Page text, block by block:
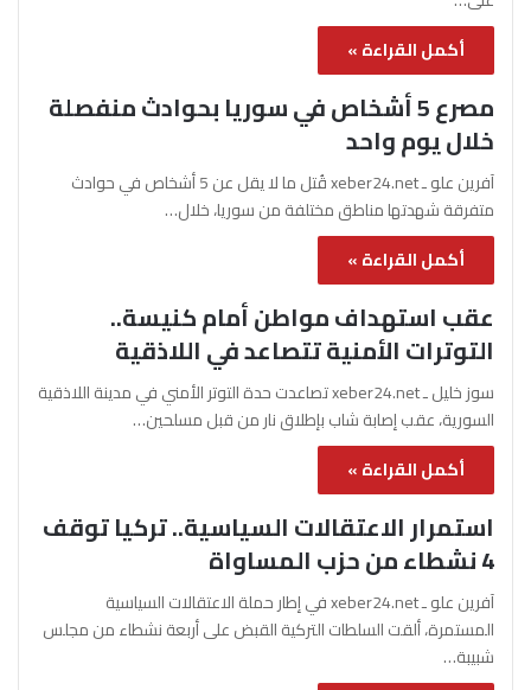
أكمل القراءة »
مصرع 5 أشخاص في سوريا بحوادث منفصلة
خلال يوم واحد
آفرين علو ـ xeber24.net قُتل ما لا يقل عن 5 أشخاص في حوادث
متفرقة شهدتها مناطق مختلفة من سوريا، خلال…
أكمل القراءة »
عقب استهداف مواطن أمام كنيسة..
التوترات الأمنية تتصاعد في اللاذقية
سوز خليل ـ xeber24.net تصاعدت حدة التوتر الأمني في مدينة اللاذقية
السورية، عقب إصابة شاب بإطلاق نار من قبل مسلحين…
أكمل القراءة »
استمرار الاعتقالات السياسية.. تركيا توقف
4 نشطاء من حزب المساواة
آفرين علو ـ xeber24.net في إطار حملة الاعتقالات السياسية
المستمرة، ألقت السلطات التركية القبض على أربعة نشطاء من مجلس
شبيبة…